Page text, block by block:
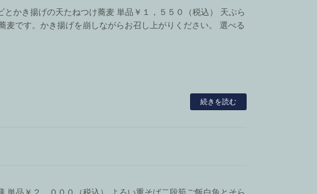
かき揚げの天たねつけ蕎麦 単品￥１，５５０（税込） 天ぷら
麦です。かき揚げを崩しながらお召し上がりください。 選べる
続きを読む